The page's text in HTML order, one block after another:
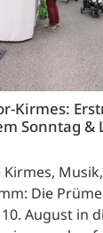
Kirmes:
Sonntag &
Kirmes,
Die
August in